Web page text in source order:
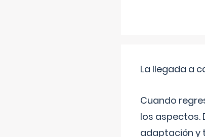
La llegada a
Cuando
los aspectos.
adaptación y